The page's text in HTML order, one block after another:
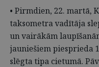
• Pirmdien, 22. martā,
taksometra vadītāja
un vairākām
jauniešiem piesprieda
slēgta tipa cietumā.